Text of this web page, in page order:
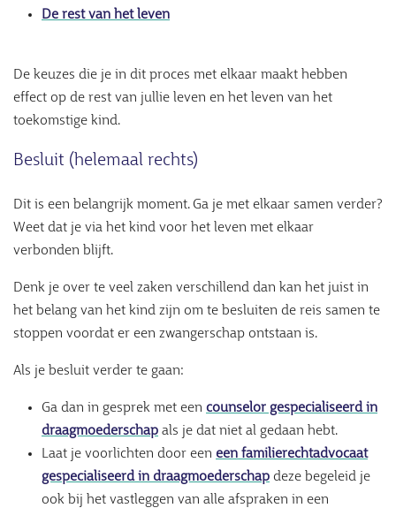
De rest van het leven
De keuzes die je in dit proces met elkaar maakt hebben
effect op de rest van jullie leven en het leven van het
toekomstige kind.
Besluit (helemaal rechts)
Dit is een belangrijk moment. Ga je met elkaar samen verder?
Weet dat je via het kind voor het leven met elkaar
verbonden blijft.
Denk je over te veel zaken verschillend dan kan het juist in
het belang van het kind zijn om te besluiten de reis samen te
stoppen voordat er een zwangerschap ontstaan is.
Als je besluit verder te gaan:
Ga dan in gesprek met een counselor gespecialiseerd in
draagmoederschap als je dat niet al gedaan hebt.
Laat je voorlichten door een een familierechtadvocaat
gespecialiseerd in draagmoederschap deze begeleid je
ook bij het vastleggen van alle afspraken in een